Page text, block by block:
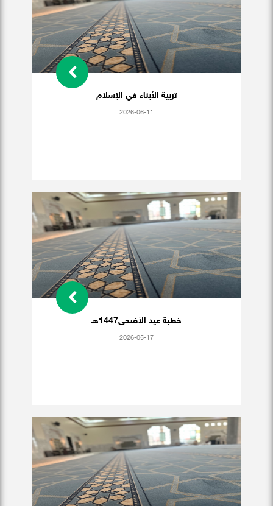
تربية الأبناء في الإسلام
2026-06-11
خطبة عيد الأضحى1447هـ
2026-05-17